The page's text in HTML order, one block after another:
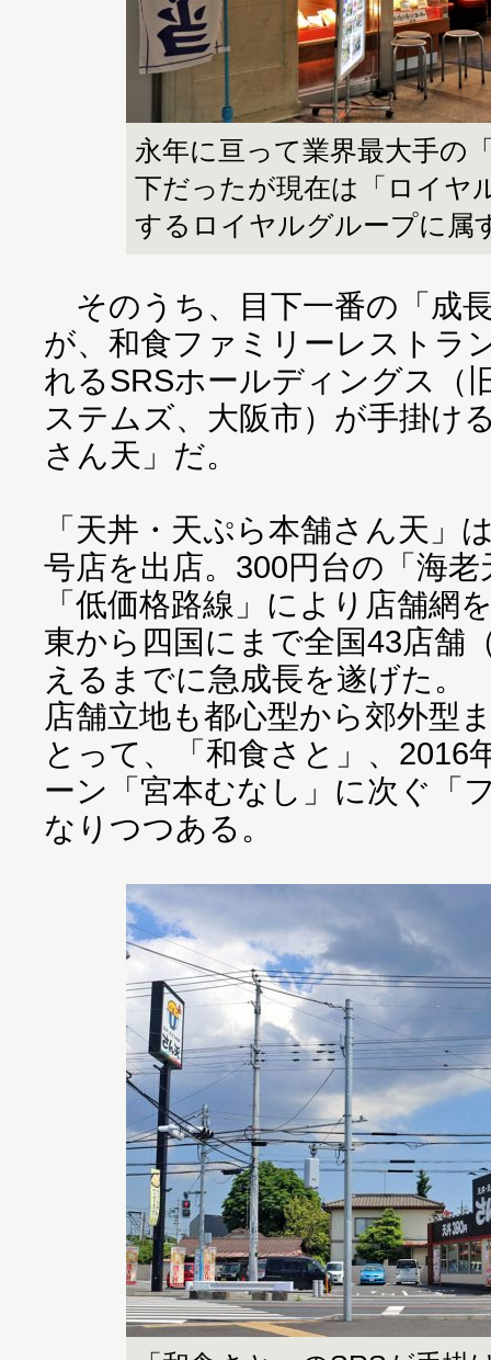
永年に亘って業界最大手の
下だったが現在は「ロイヤ
するロイヤルグループに属
そのうち、目下一番の「成
が、和食ファミリーレストラ
れるSRSホールディングス（
ステムズ、大阪市）が手掛け
さん天」だ。
「天丼・天ぷら本舗さん天」
号店を出店。300円台の「海
「低価格路線」により店舗網
東から四国にまで全国43店舗
えるまでに急成長を遂げた。
店舗立地も都心型から郊外型
とって、「和食さと」、2016
ーン「宮本むなし」に次ぐ「
なりつつある。